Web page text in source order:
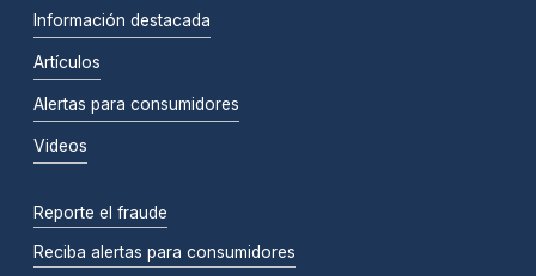
Información destacada
Artículos
Alertas para consumidores
Videos
Reporte el fraude
Reciba alertas para consumidores